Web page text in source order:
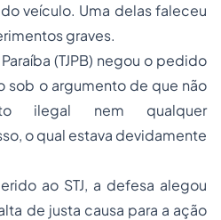
veículo. Uma delas faleceu
graves.
(TJPB) negou o pedido
sob o argumento de que não
ilegal nem qualquer
o qual estava devidamente
ao STJ, a defesa alegou
de justa causa para a ação